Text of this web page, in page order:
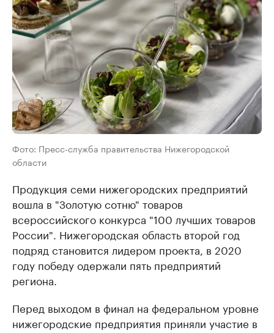
Фото: Пресс-служба правительства Нижегородской
области
Продукция семи нижегородских предприятий
вошла в "Золотую сотню" товаров
всероссийского конкурса "100 лучших товаров
России". Нижегородская область второй год
подряд становится лидером проекта, в 2020
году победу одержали пять предприятий
региона.
Перед выходом в финал на федеральном уровне
нижегородские предприятия приняли участие в